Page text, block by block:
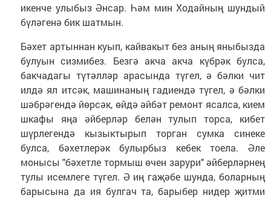
икенче улыбыз Әнсар. Һәм мин Ходайның шундый
бүләгенә бик шатмын.
Бәхет артыннан куып, кайвакыт без аның яныбызда
булуын сизмибез. Безгә акча акча күбрәк булса,
бакчадагы түтәлләр арасында түгел, ә бәлки чит
илдә ял итсәк, машинаның гадиендә түгел, ә бәлки
шәбрәгендә йөрсәк, өйдә әйбәт ремонт ясалса, кием
шкафы яңа әйберләр белән тулып торса, кибет
шүрлегендә кызыктырып торган сумка синеке
булса, бәхетлерәк булырбыз кебек тоела. Әле
монысы "бәхетле тормыш өчен зарури" әйберләрнең
тулы исемлеге түгел. Ә иң гаҗәбе шунда, боларның
барысына да ия булгач та, барыбер нидер җитми